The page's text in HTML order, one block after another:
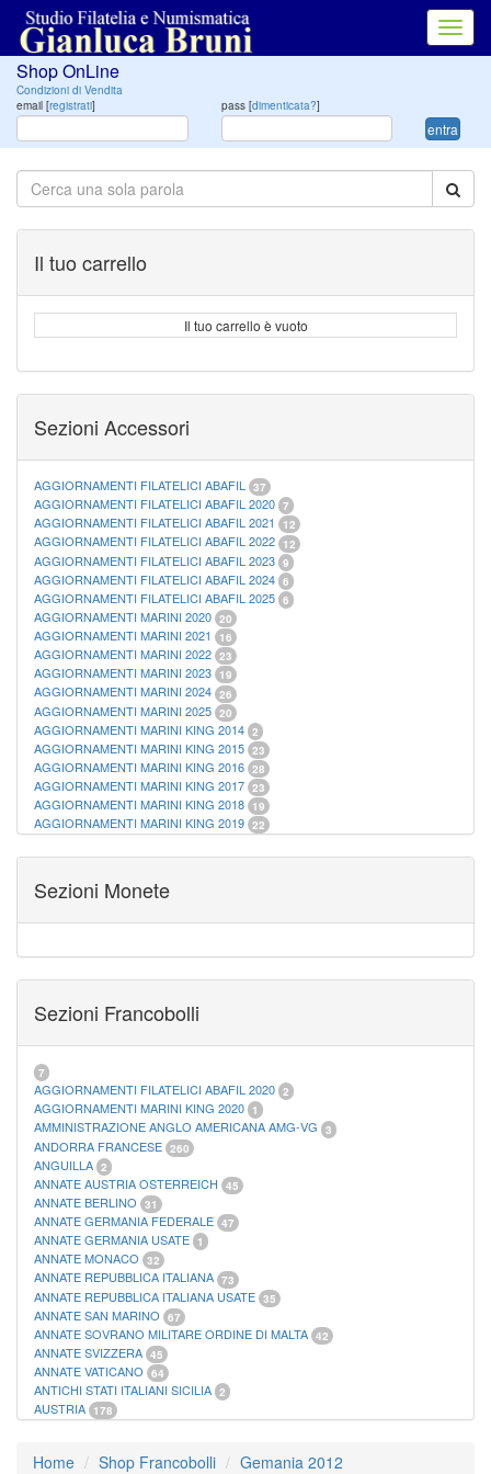
Shop OnLine
Condizioni di Vendita
email [registrati] pass [dimenticata?]
entra
Il tuo carrello
Il tuo carrello è vuoto
Sezioni Accessori
AGGIORNAMENTI FILATELICI ABAFIL 37
AGGIORNAMENTI FILATELICI ABAFIL 2020 7
AGGIORNAMENTI FILATELICI ABAFIL 2021 12
AGGIORNAMENTI FILATELICI ABAFIL 2022 12
AGGIORNAMENTI FILATELICI ABAFIL 2023 9
AGGIORNAMENTI FILATELICI ABAFIL 2024 6
AGGIORNAMENTI FILATELICI ABAFIL 2025 6
AGGIORNAMENTI MARINI 2020 20
AGGIORNAMENTI MARINI 2021 16
AGGIORNAMENTI MARINI 2022 23
AGGIORNAMENTI MARINI 2023 19
AGGIORNAMENTI MARINI 2024 26
AGGIORNAMENTI MARINI 2025 20
AGGIORNAMENTI MARINI KING 2014 2
AGGIORNAMENTI MARINI KING 2015 23
AGGIORNAMENTI MARINI KING 2016 28
AGGIORNAMENTI MARINI KING 2017 23
AGGIORNAMENTI MARINI KING 2018 19
AGGIORNAMENTI MARINI KING 2019 22
ALBUM PER CARTAMONETA 1
CARTELLE FILATELICHE MARINI
21
FOGLI FILATELICI VATICANO 37
FOGLI MARINI PERIODI SEPARATI VATICANO
MATERIALE FILATELICO MARINI 33
RACCOGLITORI XL
Sezioni Monete
Sezioni Francobolli
7
AGGIORNAMENTI FILATELICI ABAFIL 2020 2
AGGIORNAMENTI MARINI KING 2020 1
AMMINISTRAZIONE ANGLO AMERICANA AMG-VG 3
ANDORRA FRANCESE 260
ANGUILLA 2
ANNATE AUSTRIA OSTERREICH 45
ANNATE BERLINO 31
ANNATE GERMANIA FEDERALE 47
ANNATE GERMANIA USATE 1
ANNATE MONACO 32
ANNATE REPUBBLICA ITALIANA 73
ANNATE REPUBBLICA ITALIANA USATE 35
ANNATE SAN MARINO 67
ANNATE SOVRANO MILITARE ORDINE DI MALTA 42
ANNATE SVIZZERA 45
ANNATE VATICANO 64
ANTICHI STATI ITALIANI SICILIA 2
AUSTRIA 178
CASTELROSSO 10
Home Shop Francobolli
Gemania 2012